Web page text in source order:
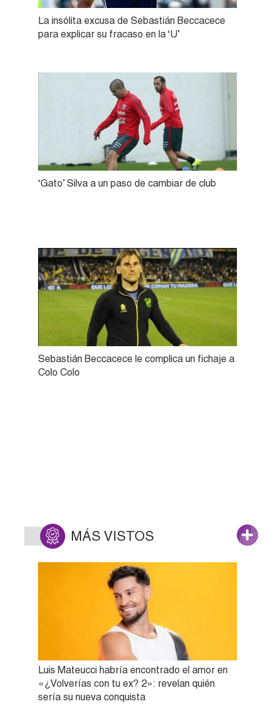
La insólita excusa de Sebastián Beccacece
para explicar su fracaso en la ‘U’
‘Gato’ Silva a un paso de cambiar de club
Sebastián Beccacece le complica un fichaje a
Colo Colo
MÁS VISTOS
Luis Mateucci habría encontrado el amor en
«¿Volverías con tu ex? 2»: revelan quién
sería su nueva conquista